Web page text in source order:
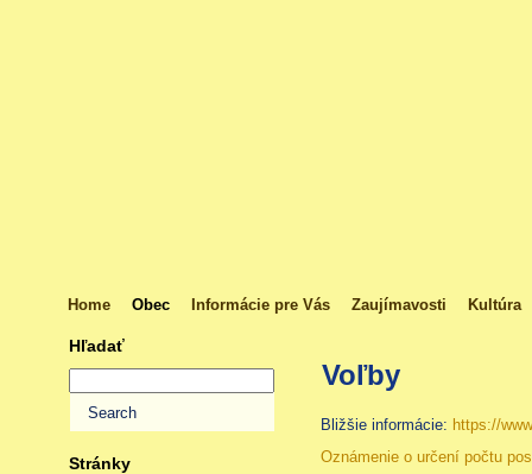
Home Obec Informácie pre Vás Zaujímavosti Kultúra
Hľadať
Stránky
Voľby
Bližšie informácie: https://
Oznámenie o určení počtu